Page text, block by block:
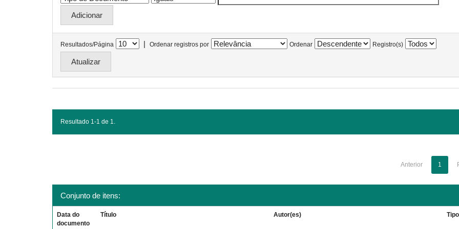
Resultados/Página | Ordenar registros por Ordenar Registro(s)
Resultado 1-1 de 1.
Anterior 1
Conjunto de itens:
Data do
documento
Título Autor(es) Tipo